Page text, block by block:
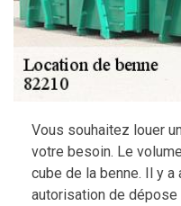
Vous souhaitez louer
votre besoin. Le
cube de la benne. Il y a
autorisation de dépose